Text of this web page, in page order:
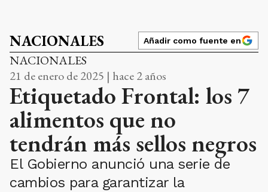
NACIONALES Añadir como fuente en
NACIONALES
21 de enero de 2025 | hace 2 años
Etiquetado Frontal: los 7
alimentos que no
tendrán más sellos negros
El Gobierno anunció una serie de
cambios para garantizar la